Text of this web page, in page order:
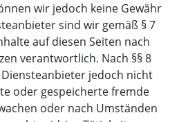
wir jedoch keine Gewähr
sind wir gemäß § 7
auf diesen Seiten nach
verantwortlich. Nach §§ 8
jedoch nicht
oder gespeicherte fremde
oder nach Umständen